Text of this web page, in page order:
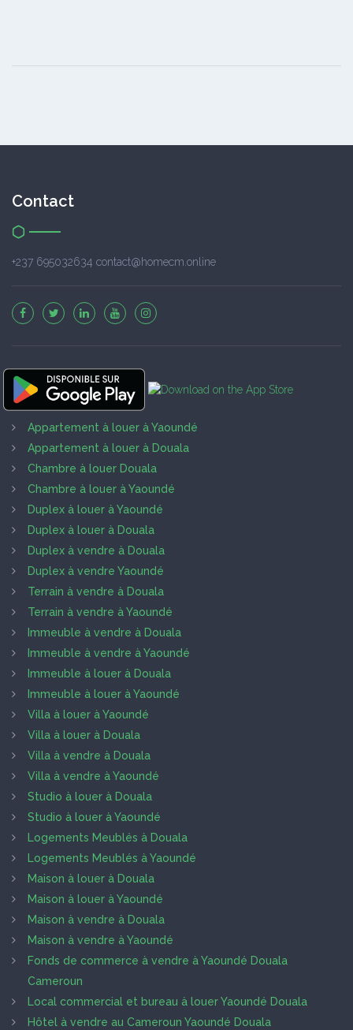
Contact
+237 695032634 contact@homecm.online
Appartement à louer à Yaoundé
Appartement à louer à Douala
Chambre à louer Douala
Chambre à louer à Yaoundé
Duplex à louer à Yaoundé
Duplex à louer à Douala
Duplex à vendre à Douala
Duplex à vendre Yaoundé
Terrain à vendre à Douala
Terrain à vendre à Yaoundé
Immeuble à vendre à Douala
Immeuble à vendre à Yaoundé
Immeuble à louer à Douala
Immeuble à louer à Yaoundé
Villa à louer à Yaoundé
Villa à louer à Douala
Villa à vendre à Douala
Villa à vendre à Yaoundé
Studio à louer à Douala
Studio à louer à Yaoundé
Logements Meublés à Douala
Logements Meublés à Yaoundé
Maison à louer à Douala
Maison à louer à Yaoundé
Maison à vendre à Douala
Maison à vendre à Yaoundé
Fonds de commerce à vendre à Yaoundé Douala
Cameroun
Local commercial et bureau à louer Yaoundé Douala
Hôtel à vendre au Cameroun Yaoundé Douala